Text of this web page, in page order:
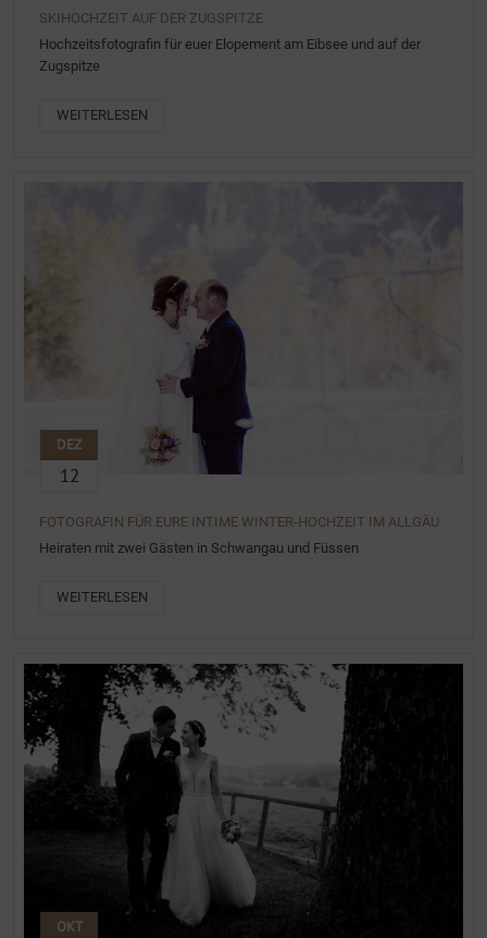
SKIHOCHZEIT AUF DER ZUGSPITZE
Hochzeitsfotografin für euer Elopement am Eibsee und auf der
Zugspitze
WEITERLESEN
DEZ
12
FOTOGRAFIN FÜR EURE INTIME WINTER-HOCHZEIT IM ALLGÄU
Heiraten mit zwei Gästen in Schwangau und Füssen
WEITERLESEN
OKT